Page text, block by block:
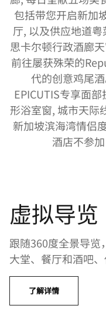
包括带您开启新加
厅, 以及供应地道
思卡尔顿行政酒廊
前往屡获殊荣的
代的创意鸡尾
EPICUTIS专享面
形浴室窗, 城市天际
新加坡滨海湾情侣
酒店不参
虚拟导览
跟随360度全景导览
大堂、餐厅和酒吧
了解详情